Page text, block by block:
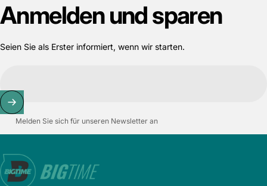
Anmeldenundsparen
Seien Sie als Erster informiert, wenn wir starten.
Melden Sie sich für unseren Newsletter an
Bigtime.de